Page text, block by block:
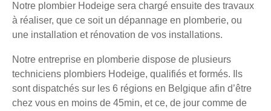
Notre plombier Hodeige sera chargé ensuite des travaux
à réaliser, que ce soit un dépannage en plomberie, ou
une installation et rénovation de vos installations.
Notre entreprise en plomberie dispose de plusieurs
techniciens plombiers Hodeige, qualifiés et formés. Ils
sont dispatchés sur les 6 régions en Belgique afin d’être
chez vous en moins de 45min, et ce, de jour comme de